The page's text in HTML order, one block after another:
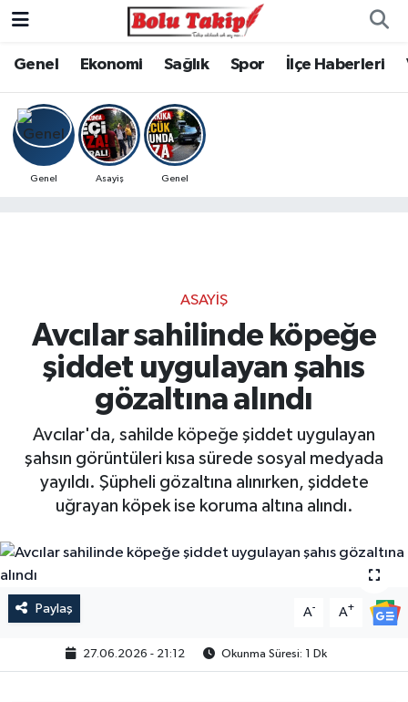
Genel Ekonomi Sağlık Spor İlçe Haberleri
Genel Asayiş Genel
ASAYIŞ
Avcılar sahilinde köpeğe
şiddet uygulayan şahıs
gözaltına alındı
Avcılar'da, sahilde köpeğe şiddet uygulayan
şahsın görüntüleri kısa sürede sosyal medyada
yayıldı. Şüpheli gözaltına alınırken, şiddete
uğrayan köpek ise koruma altına alındı.
Paylaş A- A+
27.06.2026 - 21:12 Okunma Süresi: 1 Dk